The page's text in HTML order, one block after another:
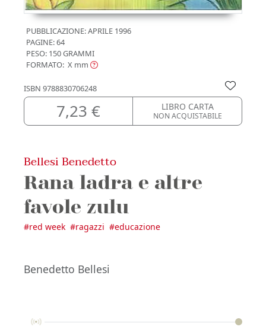
PUBBLICAZIONE:APRILE 1996
PAGINE: 64
PESO: 150 GRAMMI
FORMATO: X mm
ISBN 9788830706248
7,23 € LIBRO CARTA
NON ACQUISTABILE
Bellesi Benedetto
Rana ladra e altre
favole zulu
#red week #ragazzi #educazione
Benedetto Bellesi